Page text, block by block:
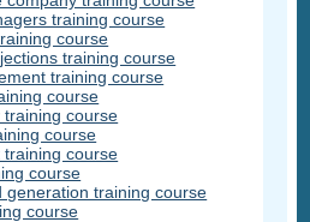
training course
course
training course
training course
course
training course
course
course
course
generation training course
course